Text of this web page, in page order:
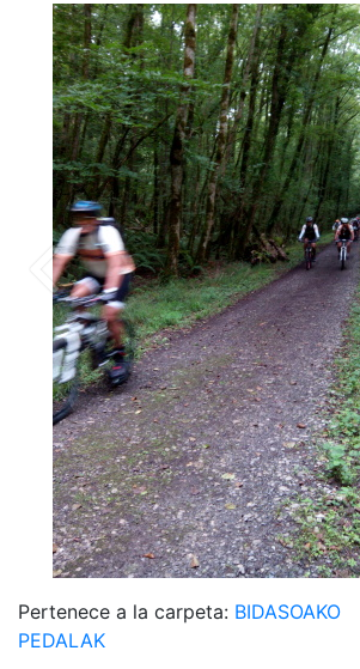
Pertenece a la carpeta: BIDASOAKO
PEDALAK